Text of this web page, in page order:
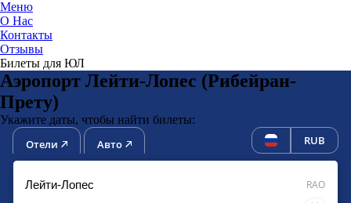
Меню
О Нас
Контакты
Отзывы
Билеты для ЮЛ
Аэропорт Лейти-Лопес (Рибейран-
Прету)
Укажите даты, чтобы найти билеты:
Отели Авто RUB
RAO